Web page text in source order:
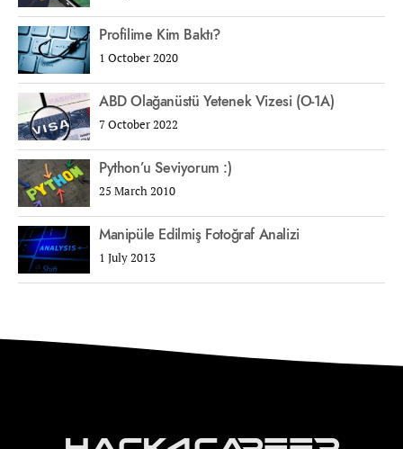
Profilime Kim Baktı?
1 October 2020
ABD Olağanüstü Yetenek Vizesi (O-1A)
7 October 2022
Python’u Seviyorum :)
25 March 2010
Manipüle Edilmiş Fotoğraf Analizi
1 July 2013